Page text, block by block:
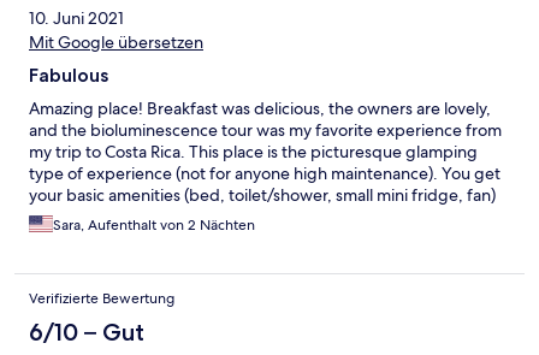
10. Juni 2021
Mit Google übersetzen
Fabulous
Amazing place! Breakfast was delicious, the owners are lovely,
and the bioluminescence tour was my favorite experience from
my trip to Costa Rica. This place is the picturesque glamping
type of experience (not for anyone high maintenance). You get
your basic amenities (bed, toilet/shower, small mini fridge, fan)
but there aren't things like a TV, air conditioning, etc. They do
have wifi, but it was in the main house and we stayed in the
Bahia Rica and 10/10 recommend for fellow adventurers!
Sara, Aufenthalt von 2 Nächten
Verifizierte Bewertung
6/10 – Gut